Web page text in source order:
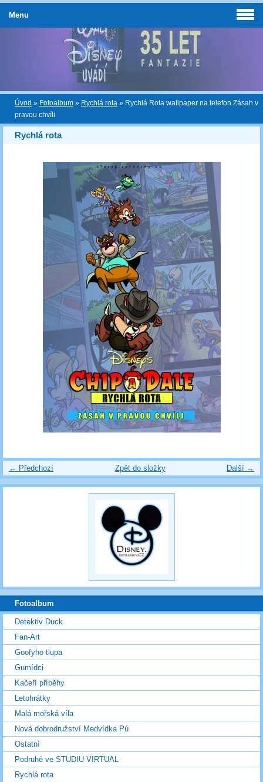
Úvod » Fotoalbum » Rychlá rota » Rychlá Rota wallpaper na telefon Zásah v
pravou chvíli
Rychlá rota
← Předchozí Další →
Zpět do složky
Menu
Fotoalbum
Detektiv Duck
Fan-Art
Goofyho tlupa
Gumídci
Kačeří příběhy
Letohrátky
Malá mořská víla
Nová dobrodružství Medvídka Pú
Ostatní
Podruhé ve STUDIU VIRTUAL
Rychlá rota